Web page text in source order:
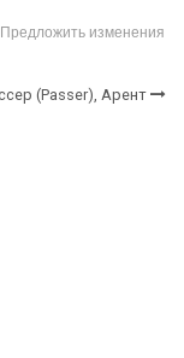
Предложить изменения
(Passer), Арент